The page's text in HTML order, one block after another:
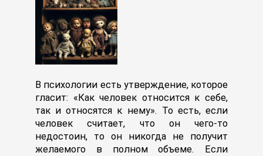
В психологии есть утверждение, которое
гласит: «Как человек относится к себе,
так и относятся к нему». То есть, если
человек считает, что он чего-то
недостоин, то он никогда не получит
желаемого в полном объеме. Если